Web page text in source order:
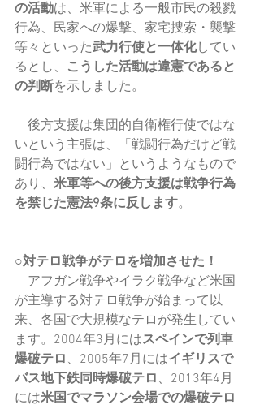
の活動は、米軍による一般市民の殺戮
行為、民家への爆撃、家宅捜索・襲撃
等々といった武力行使と一体化してい
るとし、 こうした活動は違憲であると
の判断を示しました。
後方支援は集団的自衛権行使ではな
いという主張は、「戦闘行為だけど戦
闘行為ではない」というようなもので
あり、 米軍等への後方支援は戦争行為
を禁じた憲法9条に反します。
○対テロ戦争がテロを増加させた！
アフガン戦争やイラク戦争など米国
が主導する対テロ戦争が始まって以
来、各国で大規模なテロが発生してい
ます。2004年3月にはスペインで列車
爆破テロ 、2005年7月にはイギリスで
バス地下鉄同時爆破テロ 、2013年4月
には米国でマラソン会場での爆破テロ